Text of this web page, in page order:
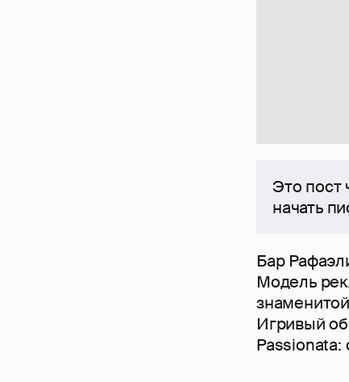
Это пост
начать
Бар
Модель
Игривый
Passionata: